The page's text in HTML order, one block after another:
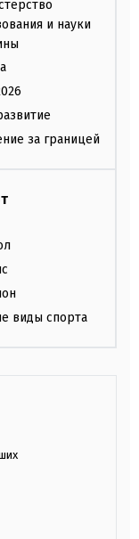
и науки
за границей
виды спорта